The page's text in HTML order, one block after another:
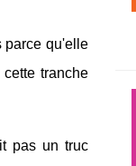
parce qu'elle
tranche
pas un truc